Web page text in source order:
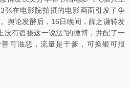
张在电影院拍摄的电影画面引发了争
舆论发酵后，16日晚间，薛之谦转发
没有盗摄这一说法”的微博，并配了一
可滋恶，流量是干爹，可换银可报